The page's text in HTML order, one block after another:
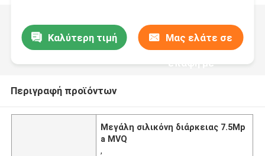
Καλύτερη τιμή Μας ελάτε σε
επαφή με
Περιγραφή προϊόντων
Μεγάλη σιλικόνη διάρκειας 7.5Mp
a MVQ
,